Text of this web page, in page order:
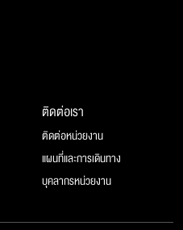
ติดต่อเรา
ติดต่อหน่วยงาน
แผนที่และการเดินทาง
บุคลากรหน่วยงาน